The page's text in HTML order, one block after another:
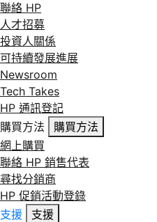
聯絡 HP
人才招募
投資人關係
可持續發展進展
Newsroom
Tech Takes
HP 通訊登記
購買方法
購買方法
網上購買
聯絡 HP 銷售代表
尋找分銷商
HP 促銷活動登錄
支援
支援